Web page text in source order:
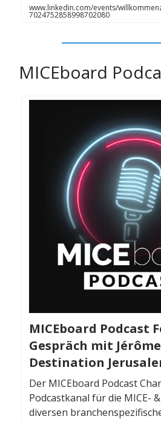
www.linkedin.com/events/
7024752858998702080
MICEboard
MICEboard Podcast
Gespräch mit
Destination
Der MICEboard Podcast
Podcastkanal für die MICE-
diversen